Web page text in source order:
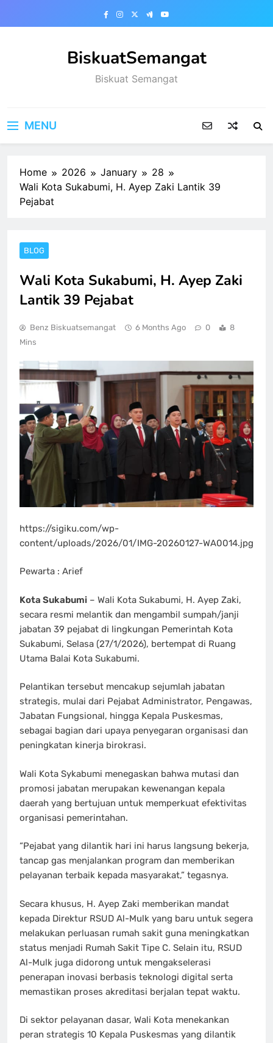
BiskuatSemangat
Biskuat Semangat
MENU
Home 2026 January
28
Wali Kota Sukabumi, H. Ayep Zaki Lantik 39
Pejabat
BLOG
Wali Kota Sukabumi, H. Ayep Zaki
Lantik 39 Pejabat
Benz Biskuatsemangat 6 Months Ago 0
8
Mins
https://sigiku.com/wp-
content/uploads/2026/01/IMG-20260127-WA0014.jpg
Pewarta : Arief
Kota Sukabumi – Wali Kota Sukabumi, H. Ayep Zaki,
secara resmi melantik dan mengambil sumpah/janji
jabatan 39 pejabat di lingkungan Pemerintah Kota
Sukabumi, Selasa (27/1/2026), bertempat di Ruang
Utama Balai Kota Sukabumi.
Pelantikan tersebut mencakup sejumlah jabatan
strategis, mulai dari Pejabat Administrator, Pengawas,
Jabatan Fungsional, hingga Kepala Puskesmas,
sebagai bagian dari upaya penyegaran organisasi dan
peningkatan kinerja birokrasi.
Wali Kota Sykabumi menegaskan bahwa mutasi dan
promosi jabatan merupakan kewenangan kepala
daerah yang bertujuan untuk memperkuat efektivitas
organisasi pemerintahan.
“Pejabat yang dilantik hari ini harus langsung bekerja,
tancap gas menjalankan program dan memberikan
pelayanan terbaik kepada masyarakat,” tegasnya.
Secara khusus, H. Ayep Zaki memberikan mandat
kepada Direktur RSUD Al-Mulk yang baru untuk segera
melakukan perluasan rumah sakit guna meningkatkan
status menjadi Rumah Sakit Tipe C. Selain itu, RSUD
Al-Mulk juga didorong untuk mengakselerasi
penerapan inovasi berbasis teknologi digital serta
memastikan proses akreditasi berjalan tepat waktu.
Di sektor pelayanan dasar, Wali Kota menekankan
peran strategis 10 Kepala Puskesmas yang dilantik